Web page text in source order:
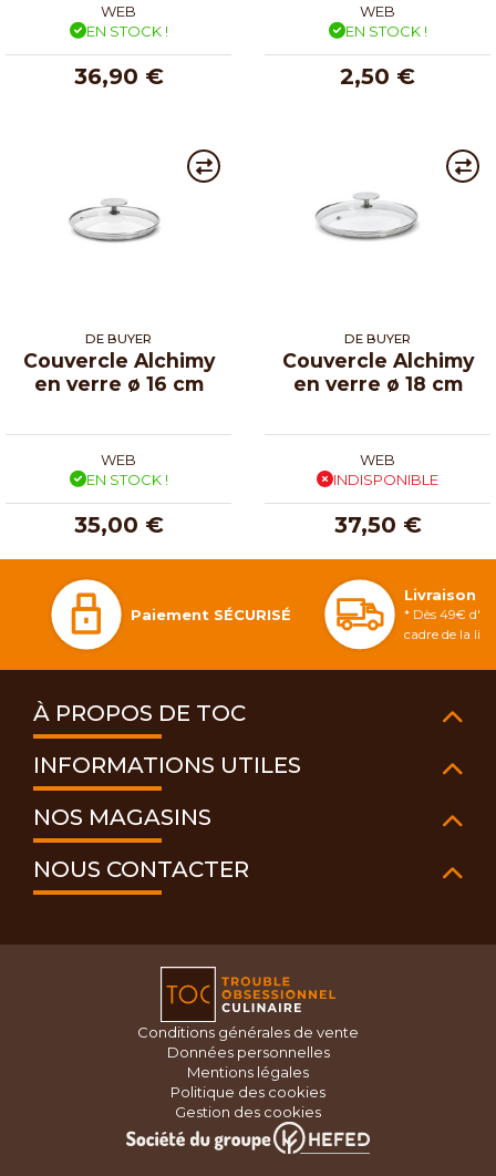
WEB
EN STOCK !
36,90 €
WEB
EN STOCK !
2,50 €
DE BUYER
Couvercle Alchimy
en verre ø 16 cm
WEB
EN STOCK !
35,00 €
DE BUYER
Couvercle Alchimy
en verre ø 18 cm
WEB
INDISPONIBLE
37,50 €
Paiement SÉCURISÉ
Livraison
* Dès 49€
cadre de la
À PROPOS DE TOC
INFORMATIONS UTILES
NOS MAGASINS
NOUS CONTACTER
Conditions générales de vente
Données personnelles
Mentions légales
Politique des cookies
Gestion des cookies